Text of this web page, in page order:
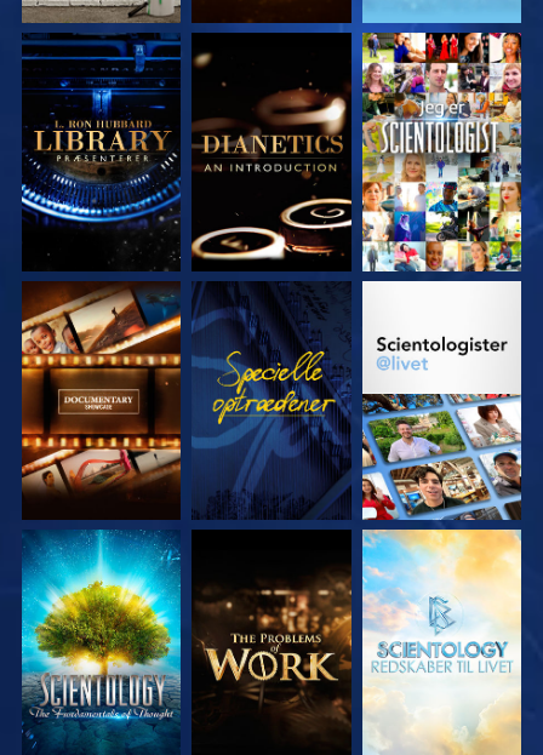
UDFORSK SERIEN UDFORSK SERIEN SE
UDFORSK SERIEN SE UDFORSK SERIEN
UDFORSK SERIEN UDFORSK SERIEN UDFORSK SERIEN